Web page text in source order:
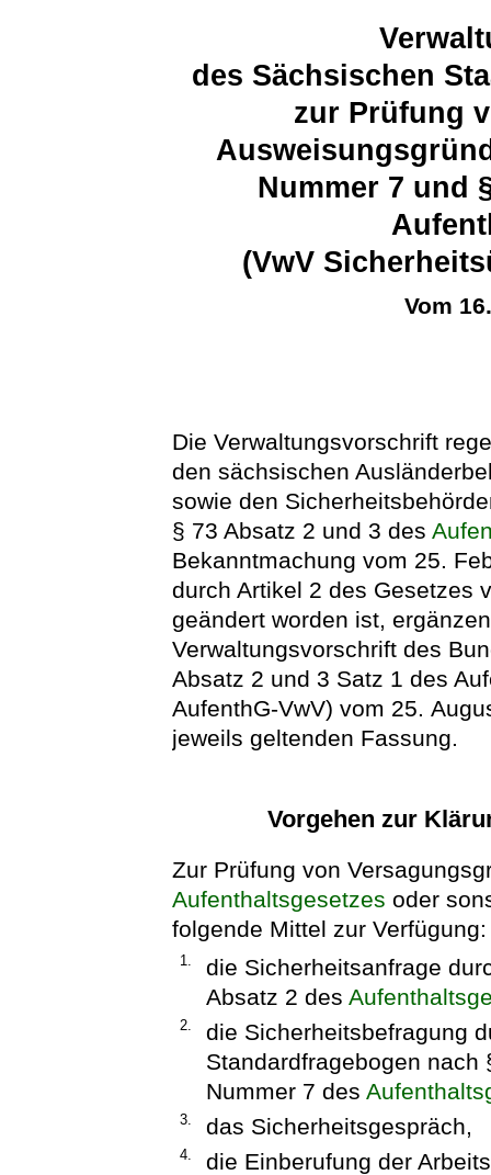
des Sächsischen
zur Prüfung
Nummer 7 und
(VwV
Vom
Die Verwaltungsvorschrift
den sächsischen
sowie den
§ 73 Absatz 2 und 3 des
Bekanntmachung vom 25.
durch Artikel 2 des Gesetzes
geändert worden ist,
Verwaltungsvorschrift des
Absatz 2 und 3 Satz 1 des
AufenthG-VwV) vom 25.
jeweils geltenden Fassung.
Vorgehen zur
Zur Prüfung von
Aufenthaltsgesetzes oder
folgende Mittel zur Verfügung:
1.
die Sicherheitsanfrage
Absatz 2 des
2.
die Sicherheitsbefragung
Standardfragebogen nach
Nummer 7 des
3. das Sicherheitsgespräch,
4.
die Einberufung der